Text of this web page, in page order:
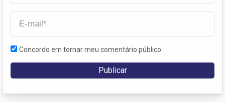
Concordo em tornar meu comentário público